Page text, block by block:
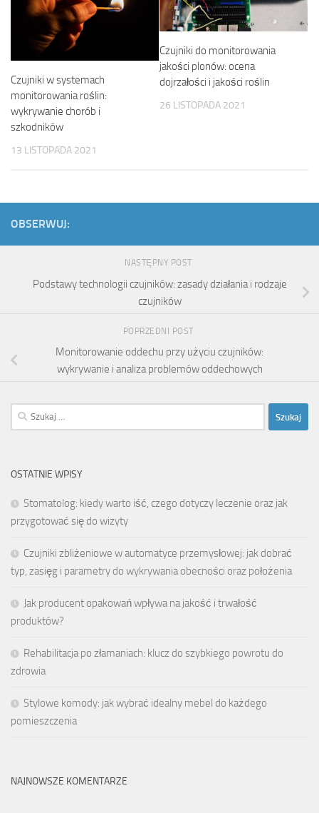
Czujniki w systemach
monitorowania roślin:
wykrywanie chorób i
szkodników
13 LISTOPADA 2021
Czujniki do monitorowania
jakości plonów: ocena
dojrzałości i jakości roślin
26 LISTOPADA 2021
OBSERWUJ:
NASTĘPNY POST
Podstawy technologii czujników: zasady działania i rodzaje
czujników
POPRZEDNI POST
Monitorowanie oddechu przy użyciu czujników:
wykrywanie i analiza problemów oddechowych
Szukaj:
OSTATNIE WPISY
Stomatolog: kiedy warto iść, czego dotyczy leczenie oraz jak
przygotować się do wizyty
Czujniki zbliżeniowe w automatyce przemysłowej: jak dobrać
typ, zasięg i parametry do wykrywania obecności oraz położenia
Jak producent opakowań wpływa na jakość i trwałość
produktów?
Rehabilitacja po złamaniach: klucz do szybkiego powrotu do
zdrowia
Stylowe komody: jak wybrać idealny mebel do każdego
pomieszczenia
NAJNOWSZE KOMENTARZE